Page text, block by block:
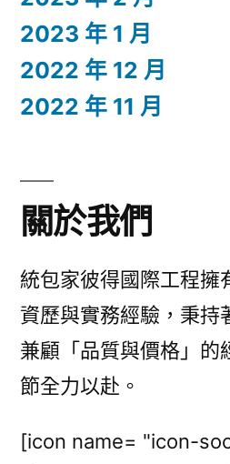
2023 年 1 月
2022 年 12 月
2022 年 11 月
關於我們
統包家彼得國際工程擁
資歷與實務經驗，秉持
兼顧「品質與價格」的
節全力以赴。
[icon name= "icon-